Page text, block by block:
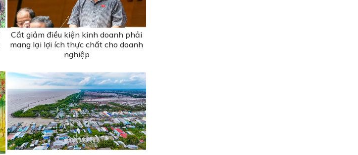
Cắt giảm điều kiện kinh doanh phải
mang lại lợi ích thực chất cho doanh
nghiệp